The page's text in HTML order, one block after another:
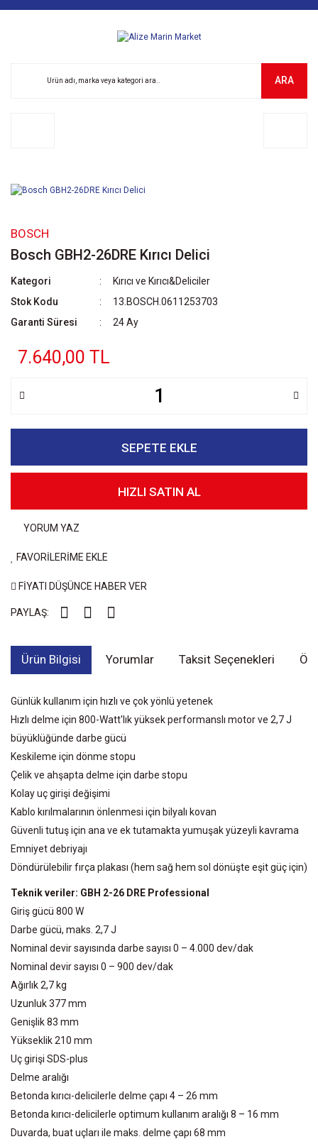
ARA
BOSCH
Bosch GBH2-26DRE Kırıcı Delici
Kategori
Kırıcı ve Kırıcı&Deliciler
Stok Kodu
13.BOSCH.0611253703
Garanti Süresi
24 Ay
7.640,00 TL
SEPETE EKLE
HIZLI SATIN AL
YORUM YAZ
FAVORİLERİME EKLE
FİYATI DÜŞÜNCE HABER VER
PAYLAŞ:
Ürün Bilgisi Yorumlar Taksit Seçenekleri
Günlük kullanım için hızlı ve çok yönlü yetenek
Hızlı delme için 800-Watt'lık yüksek performanslı motor ve 2,7 J
büyüklüğünde darbe gücü
Keskileme için dönme stopu
Çelik ve ahşapta delme için darbe stopu
Kolay uç girişi değişimi
Kablo kırılmalarının önlenmesi için bilyalı kovan
Güvenli tutuş için ana ve ek tutamakta yumuşak yüzeyli kavrama
Emniyet debriyajı
Döndürülebilir fırça plakası (hem sağ hem sol dönüşte eşit güç için)
Teknik veriler: GBH 2-26 DRE Professional
Giriş gücü 800 W
Darbe gücü, maks. 2,7 J
Nominal devir sayısında darbe sayısı 0 – 4.000 dev/dak
Nominal devir sayısı 0 – 900 dev/dak
Ağırlık 2,7 kg
Uzunluk 377 mm
Genişlik 83 mm
Yükseklik 210 mm
Uç girişi SDS-plus
Delme aralığı
Betonda kırıcı-delicilerle delme çapı 4 – 26 mm
Betonda kırıcı-delicilerle optimum kullanım aralığı 8 – 16 mm
Duvarda, buat uçları ile maks. delme çapı 68 mm